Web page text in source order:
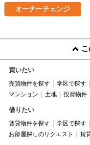
オーナーチェンジ
買いたい
売買物件を探す 学区で探す
マンション
土地 投資物件
借りたい
賃貸物件を探す 学区で探す
お部屋探しのリクエスト
賃